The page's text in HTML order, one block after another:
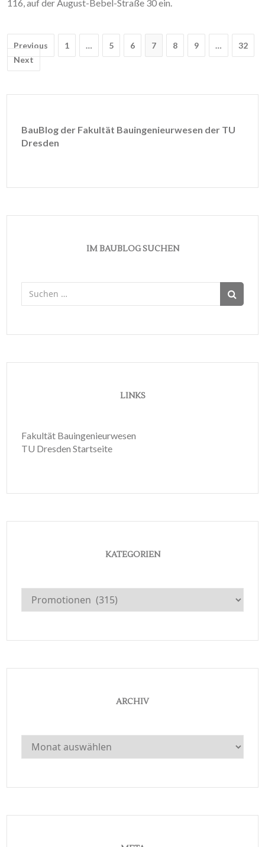
116, auf der August-Bebel-Straße 30 ein.
Post
navigation
Previous 1 … 5 6 7 8 9 …
32
Next
BauBlog der Fakultät Bauingenieurwesen der TU
Dresden
IM BAUBLOG SUCHEN
nach:
LINKS
Fakultät Bauingenieurwesen
TU Dresden Startseite
KATEGORIEN
Kategorien
ARCHIV
Archiv